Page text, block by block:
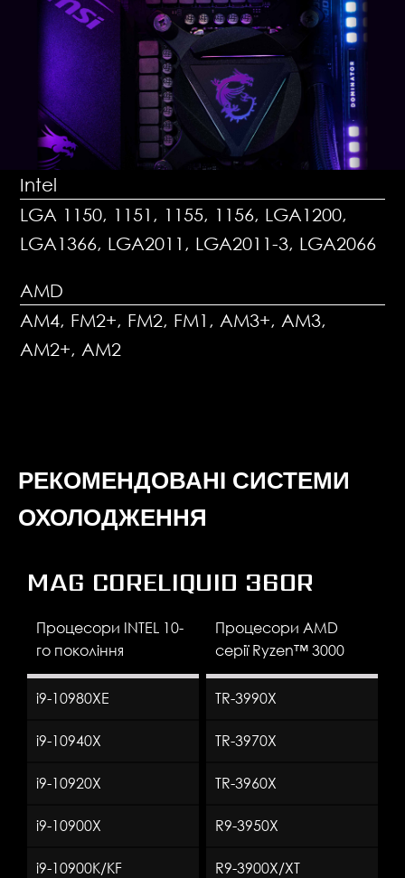
Intel
LGA 1150, 1151, 1155, 1156, LGA1200,
LGA1366, LGA2011, LGA2011-3, LGA2066
AMD
AM4, FM2+, FM2, FM1, AM3+, AM3,
AM2+, AM2
РЕКОМЕНДОВАНІ СИСТЕМИ
ОХОЛОДЖЕННЯ
MAG CORELIQUID 360R
Процесори INTEL 10-
го покоління
i9-10980XE
i9-10940X
i9-10920X
i9-10900X
i9-10900K/KF
Процесори AMD
серії Ryzen™ 3000
TR-3990X
TR-3970X
TR-3960X
R9-3950X
R9-3900X/XT